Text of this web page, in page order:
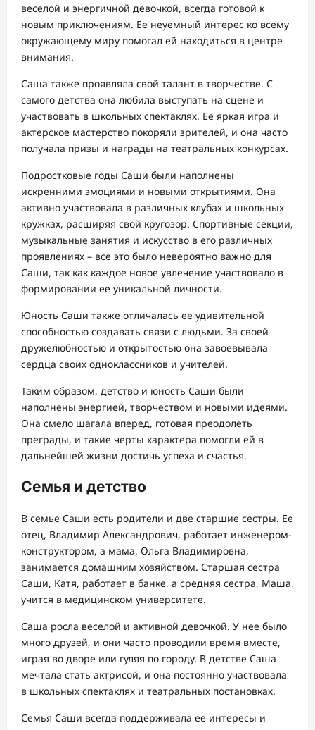
веселой и энергичной девочкой, всегда готовой к
новым приключениям. Ее неуемный интерес ко всему
окружающему миру помогал ей находиться в центре
внимания.
Саша также проявляла свой талант в творчестве. С
самого детства она любила выступать на сцене и
участвовать в школьных спектаклях. Ее яркая игра и
актерское мастерство покоряли зрителей, и она часто
получала призы и награды на театральных конкурсах.
Подростковые годы Саши были наполнены
искренними эмоциями и новыми открытиями. Она
активно участвовала в различных клубах и школьных
кружках, расширяя свой кругозор. Спортивные секции,
музыкальные занятия и искусство в его различных
проявлениях – все это было невероятно важно для
Саши, так как каждое новое увлечение участвовало в
формировании ее уникальной личности.
Юность Саши также отличалась ее удивительной
способностью создавать связи с людьми. За своей
дружелюбностью и открытостью она завоевывала
сердца своих одноклассников и учителей.
Таким образом, детство и юность Саши были
наполнены энергией, творчеством и новыми идеями.
Она смело шагала вперед, готовая преодолеть
преграды, и такие черты характера помогли ей в
дальнейшей жизни достичь успеха и счастья.
Семья и детство
В семье Саши есть родители и две старшие сестры. Ее
отец, Владимир Александрович, работает инженером-
конструктором, а мама, Ольга Владимировна,
занимается домашним хозяйством. Старшая сестра
Саши, Катя, работает в банке, а средняя сестра, Маша,
учится в медицинском университете.
Саша росла веселой и активной девочкой. У нее было
много друзей, и они часто проводили время вместе,
играя во дворе или гуляя по городу. В детстве Саша
мечтала стать актрисой, и она постоянно участвовала
в школьных спектаклях и театральных постановках.
Семья Саши всегда поддерживала ее интересы и